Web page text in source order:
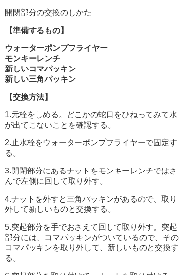
開閉部分の交換のしかた
【準備するもの】
ウォーターポンプフライヤー
モンキーレンチ
新しいコマパッキン
新しい三角パッキン
【交換方法】
1.元栓をしめる。どこかの蛇口をひねってみて水
が出てこないことを確認する。
2.止水栓をウォーターポンプフライヤーで固定す
る。
3.開閉部分にあるナットをモンキーレンチではさ
んで左側に回して取り外す。
4.ナットを外すと三角パッキンがあるので、取り
外して新しいものと交換する。
5.突起部分を手でおさえて回して取り外す。突起
部分には、コマパッキンがついているので、その
コマパッキンを取り外して、新しいものと交換す
る。